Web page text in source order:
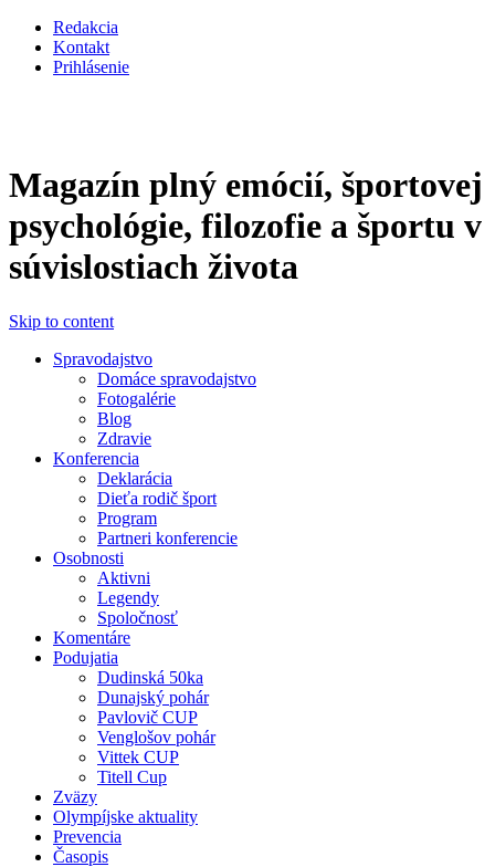
Skočiť na hlavný obsah
Redakcia
Kontakt
Prihlásenie
Magazín plný emócií, športovej
psychológie, filozofie a športu v
súvislostiach života
Skip to content
Spravodajstvo
Domáce spravodajstvo
Fotogalérie
Blog
Zdravie
Konferencia
Deklarácia
Dieťa rodič šport
Program
Partneri konferencie
Osobnosti
Aktivni
Legendy
Spoločnosť
Komentáre
Podujatia
Dudinská 50ka
Dunajský pohár
Pavlovič CUP
Venglošov pohár
Vittek CUP
Titell Cup
Zväzy
Olympíjske aktuality
Prevencia
Časopis